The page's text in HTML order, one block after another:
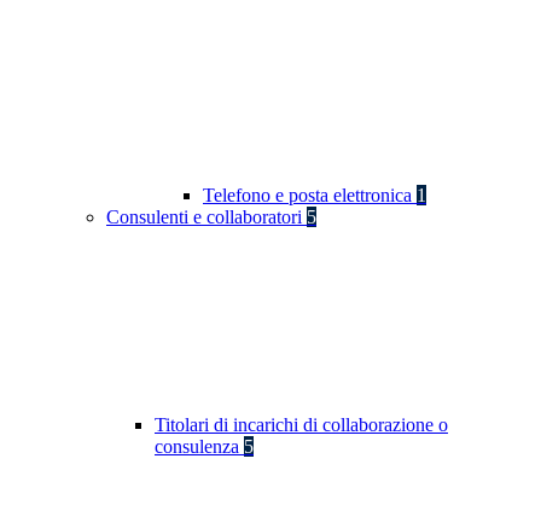
Telefono e posta elettronica 1
Consulenti e collaboratori 5
Titolari di incarichi di collaborazione o
consulenza 5